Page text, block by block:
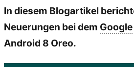
–
Neuerungen“
In diesem Blogartikel
Neuerungen bei dem Google
Android 8 Oreo.